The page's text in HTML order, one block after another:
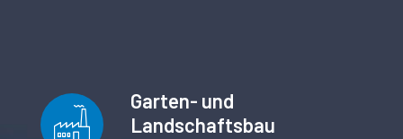
Garten- und
Landschaftsbau